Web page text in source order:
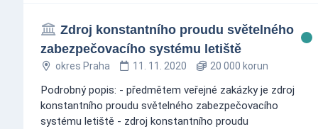
Zdroj konstantního proudu světelného
zabezpečovacího systému letiště
okres Praha 11. 11. 2020 20 000 korun
Podrobný popis: - předmětem veřejné zakázky je zdroj
konstantního proudu světelného zabezpečovacího
systému letiště - zdroj konstantního proudu